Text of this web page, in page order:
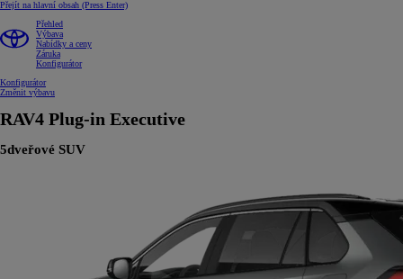
Přejít na hlavní obsah (Press Enter)
Přehled
Výbava
Nabídky a ceny
Záruka
Konfigurátor
Konfigurátor
Změnit výbavu
RAV4 Plug-in Executive
5dveřové SUV